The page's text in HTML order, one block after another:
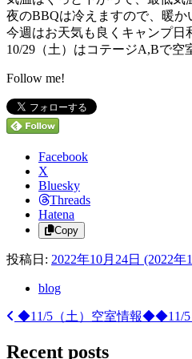
夜のBBQは冷えますので、暖
今週はお天気も良くキャンプ
10/29（土）はコテージA,Bで空
Follow me!
Facebook
X
Bluesky
Threads
Hatena
Copy
投稿日: 2022年10月24日 (2022年
blog
投
稿
◆11/5（土）空室情報◆◆11/
Recent posts